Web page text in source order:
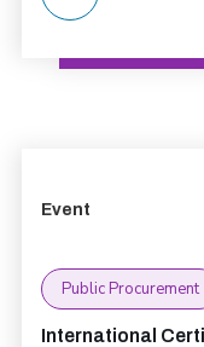
Event
Public Procurement
International